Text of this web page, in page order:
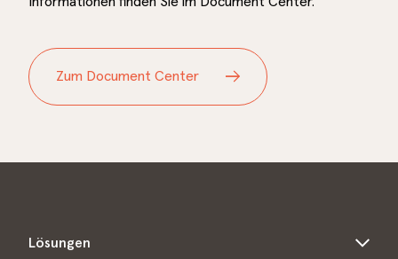
Zum Document Center
Lösungen